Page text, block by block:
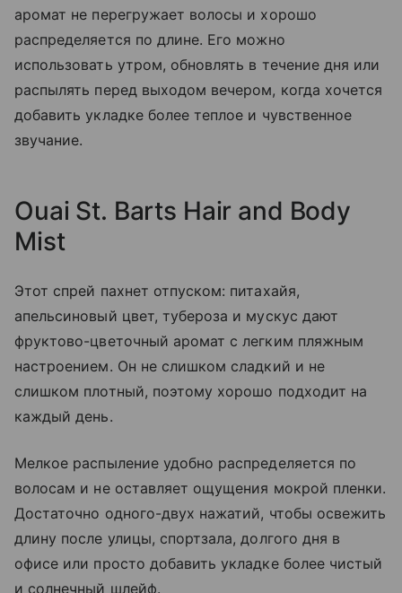
аромат не перегружает волосы и хорошо
распределяется по длине. Его можно
использовать утром, обновлять в течение дня или
распылять перед выходом вечером, когда хочется
добавить укладке более теплое и чувственное
звучание.
Ouai St. Barts Hair and Body
Mist
Этот спрей пахнет отпуском: питахайя,
апельсиновый цвет, тубероза и мускус дают
фруктово-цветочный аромат с легким пляжным
настроением. Он не слишком сладкий и не
слишком плотный, поэтому хорошо подходит на
каждый день.
Мелкое распыление удобно распределяется по
волосам и не оставляет ощущения мокрой пленки.
Достаточно одного-двух нажатий, чтобы освежить
длину после улицы, спортзала, долгого дня в
офисе или просто добавить укладке более чистый
и солнечный шлейф.